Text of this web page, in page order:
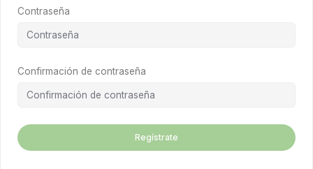
Contraseña
Confirmación de contraseña
Regístrate